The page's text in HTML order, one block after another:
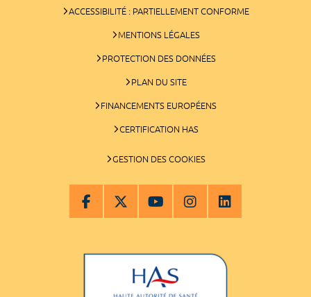
ACCESSIBILITÉ : PARTIELLEMENT CONFORME
MENTIONS LÉGALES
PROTECTION DES DONNÉES
PLAN DU SITE
FINANCEMENTS EUROPÉENS
CERTIFICATION HAS
GESTION DES COOKIES